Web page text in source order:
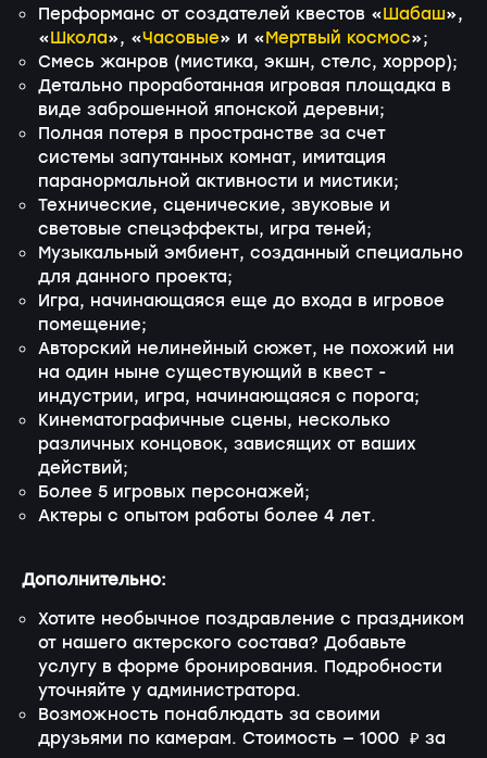
Перформанс от создателей квестов «Шабаш»,
«Школа», «Часовые» и «Мертвый космос»;
Смесь жанров (мистика, экшн, стелс, хоррор);
Детально проработанная игровая площадка в
виде заброшенной японской деревни;
Полная потеря в пространстве за счет
системы запутанных комнат, имитация
паранормальной активности и мистики;
Технические, сценические, звуковые и
световые спецэффекты, игра теней;
Музыкальный эмбиент, созданный специально
для данного проекта;
Игра, начинающаяся еще до входа в игровое
помещение;
Авторский нелинейный сюжет, не похожий ни
на один ныне существующий в квест -
индустрии, игра, начинающаяся с порога;
Кинематографичные сцены, несколько
различных концовок, зависящих от ваших
действий;
Более 5 игровых персонажей;
Актеры с опытом работы более 4 лет.
Дополнительно:
Хотите необычное поздравление с праздником
от нашего актерского состава? Добавьте
услугу в форме бронирования. Подробности
уточняйте у администратора.
Возможность понаблюдать за своими
друзьями по камерам. Стоимость — 1000 ₽ за